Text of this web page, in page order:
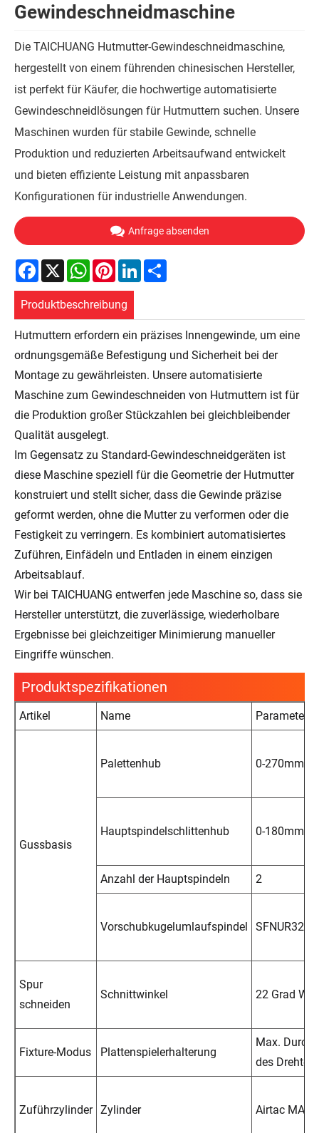
Gewindeschneidmaschine
Die TAICHUANG Hutmutter-Gewindeschneidmaschine,
hergestellt von einem führenden chinesischen Hersteller,
ist perfekt für Käufer, die hochwertige automatisierte
Gewindeschneidlösungen für Hutmuttern suchen. Unsere
Maschinen wurden für stabile Gewinde, schnelle
Produktion und reduzierten Arbeitsaufwand entwickelt
und bieten effiziente Leistung mit anpassbaren
Konfigurationen für industrielle Anwendungen.
Anfrage absenden
Facebook
X WhatsApp
PinterestLinkedIn
Produktbeschreibung
Hutmuttern erfordern ein präzises Innengewinde, um eine
ordnungsgemäße Befestigung und Sicherheit bei der
Montage zu gewährleisten. Unsere automatisierte
Maschine zum Gewindeschneiden von Hutmuttern ist für
die Produktion großer Stückzahlen bei gleichbleibender
Qualität ausgelegt.
Im Gegensatz zu Standard-Gewindeschneidgeräten ist
diese Maschine speziell für die Geometrie der Hutmutter
konstruiert und stellt sicher, dass die Gewinde präzise
geformt werden, ohne die Mutter zu verformen oder die
Festigkeit zu verringern. Es kombiniert automatisiertes
Zuführen, Einfädeln und Entladen in einem einzigen
Arbeitsablauf.
Wir bei TAICHUANG entwerfen jede Maschine so, dass sie
Hersteller unterstützt, die zuverlässige, wiederholbare
Ergebnisse bei gleichzeitiger Minimierung manueller
Eingriffe wünschen.
Produktspezifikationen
Artikel Name Parameter
Gussbasis
Palettenhub 0-270mm
Hauptspindelschlittenhub 0-180mm
Anzahl der Hauptspindeln 2
Vorschubkugelumlaufspindel
Spur
schneiden
Schnittwinkel 22 Grad
Fixture-Modus Plattenspielerhalterung
Max.
des
Zuführzylinder Zylinder Airtac